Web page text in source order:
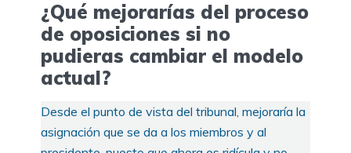
¿Qué mejorarías del proceso
de oposiciones si no
pudieras cambiar el modelo
actual?
Desde el punto de vista del tribunal, mejoraría la
asignación que se da a los miembros y al